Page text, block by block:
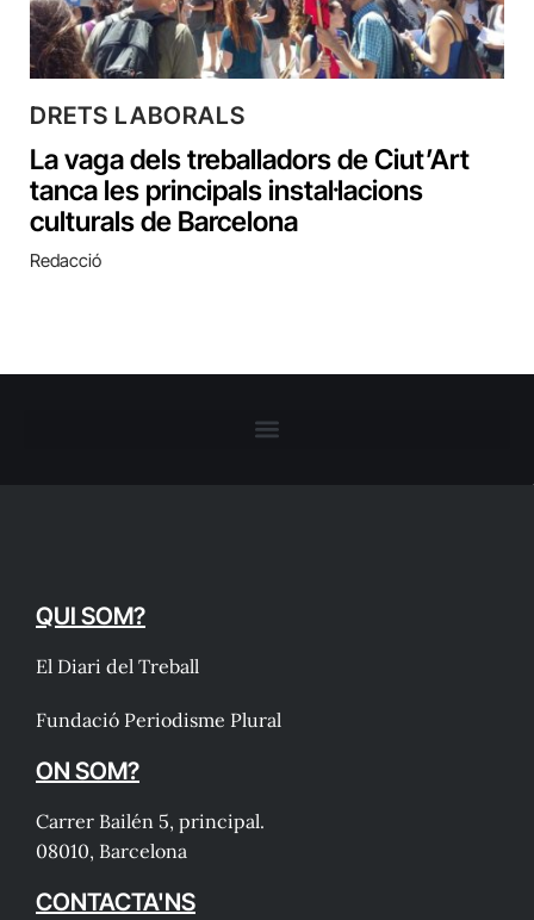
DRETS LABORALS
La vaga dels treballadors de Ciut’Art
tanca les principals instal·lacions
culturals de Barcelona
Redacció
QUI SOM?
El Diari del Treball
Fundació Periodisme Plural
ON SOM?
Carrer Bailén 5, principal.
08010, Barcelona
CONTACTA'NS